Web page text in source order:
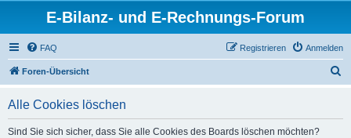
E-Bilanz- und E-Rechnungs-Forum
FAQ Anmelden
Registrieren
Foren-Übersicht
Alle Cookies löschen
Sind Sie sich sicher, dass Sie alle Cookies des Boards löschen möchten?